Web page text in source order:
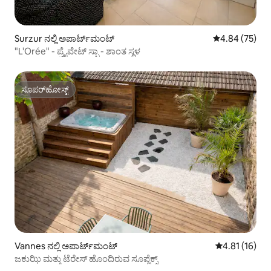
Surzur ನಲ್ಲಿ ಅಪಾರ್ಟ್‌ಮಂಟ್ 5 ರಲ್ಲಿ 4.84
4.84 (75)
"L'Orée" - ಪ್ರೈವೇಟ್ ಸ್ಪಾ - ಶಾಂತ ಸ್ಥಳ
ಸೂಪರ್‌ಹೋಸ್ಟ್
ಸೂಪರ್‌ಹೋಸ್ಟ್
Vannes ನಲ್ಲಿ ಅಪಾರ್ಟ್‌ಮಂಟ್ 5 ರಲ್ಲಿ 4.81
4.81 (16)
ಜಕುಝಿ ಮತ್ತು ಟೆರೇಸ್ ಹೊಂದಿರುವ ಸೂಪ್ಲೆಕ್ಸ್